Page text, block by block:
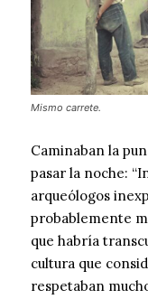
Mismo carrete.
Caminaban la
pasar la noche:
arqueólogos
probablemente
que habría
cultura que
respetaban